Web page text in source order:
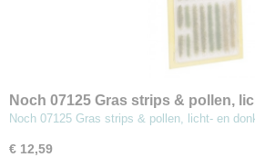
Noch 07125 Gras strips & pollen,
Noch 07125 Gras strips & pollen, licht- en
€ 12,59